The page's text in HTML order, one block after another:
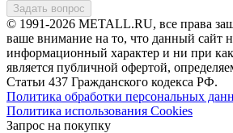
Задать вопрос
© 1991-2026 METALL.RU, все права
ваше внимание на то, что данный сайт
информационный характер и ни при
является публичной офертой,
Статьи 437 Гражданского кодекса РФ.
Политика обработки персональных
Политика использования Сookies
Запрос на покупку